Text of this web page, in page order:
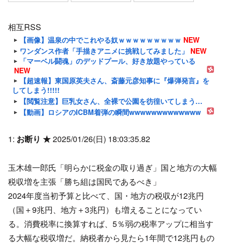
相互RSS
【画像】温泉の中でこれやる奴ｗｗｗｗｗｗｗｗｗ NEW
ワンダンス作者「手描きアニメに挑戦してみました」 NEW
「マーベル闘魂」のデッドプール、好き放題やっている
NEW
【超速報】東国原英夫さん、斎藤元彦知事に『爆弾発言』を
してしまう!!!!!
【閲覧注意】巨乳女さん、全裸で公園を彷徨いてしまう…
【動画】ロシアのICBM着弾の瞬間wwwwwwwwwwwww
1: お断り ★2025/01/26(日) 18:03:35.82
玉木雄一郎氏「明らかに税金の取り過ぎ」国と地方の大幅
税収増を主張「勝ち組は国民であるべき」
2024年度当初予算と比べて、国・地方の税収が12兆円
（国＋9兆円、地方＋3兆円）も増えることになってい
る。消費税率に換算すれば、5％弱の税率アップに相当す
る大幅な税収増だ。納税者から見たら1年間で12兆円もの